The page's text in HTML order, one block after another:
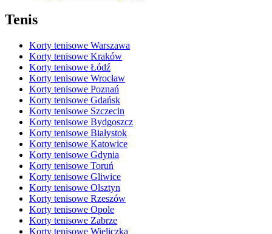
Tenis
Korty tenisowe Warszawa
Korty tenisowe Kraków
Korty tenisowe Łódź
Korty tenisowe Wrocław
Korty tenisowe Poznań
Korty tenisowe Gdańsk
Korty tenisowe Szczecin
Korty tenisowe Bydgoszcz
Korty tenisowe Białystok
Korty tenisowe Katowice
Korty tenisowe Gdynia
Korty tenisowe Toruń
Korty tenisowe Gliwice
Korty tenisowe Olsztyn
Korty tenisowe Rzeszów
Korty tenisowe Opole
Korty tenisowe Zabrze
Korty tenisowe Wieliczka